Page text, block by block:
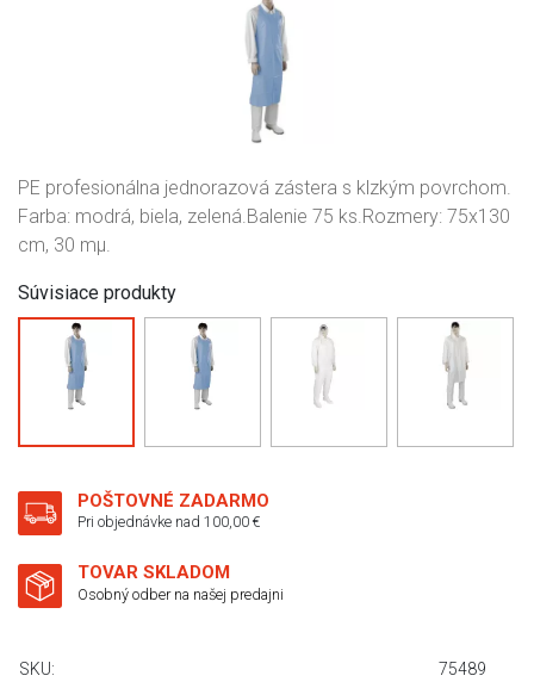
PE profesionálna jednorazová zástera s klzkým povrchom.
Farba: modrá, biela, zelená.Balenie 75 ks.Rozmery: 75x130
cm, 30 mµ.
Súvisiace produkty
POŠTOVNÉ ZADARMO
Pri objednávke nad 100,00 €
TOVAR SKLADOM
Osobný odber na našej predajni
SKU:
75489